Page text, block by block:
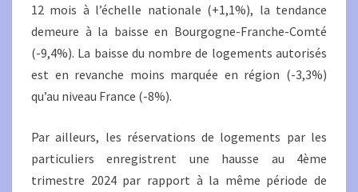
12 mois à l’échelle nationale (+1,1%), la tendance
demeure à la baisse en Bourgogne-Franche-Comté
(-9,4%). La baisse du nombre de logements autorisés
est en revanche moins marquée en région (-3,3%)
qu’au niveau France (-8%).
Par ailleurs, les réservations de logements par les
particuliers enregistrent une hausse au 4ème
trimestre 2024 par rapport à la même période de